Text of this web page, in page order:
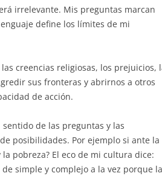
irrelevante. Mis preguntas marcan
define los límites de mi
creencias religiosas, los prejuicios,
sus fronteras y abrirnos a otros
de acción.
de las preguntas y las
posibilidades. Por ejemplo si ante la
pobreza? El eco de mi cultura dice:
simple y complejo a la vez porque